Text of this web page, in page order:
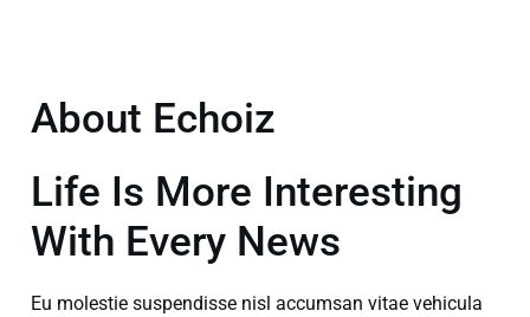
About Echoiz
Life Is More Interesting
With Every News
Eu molestie suspendisse nisl accumsan vitae vehicula